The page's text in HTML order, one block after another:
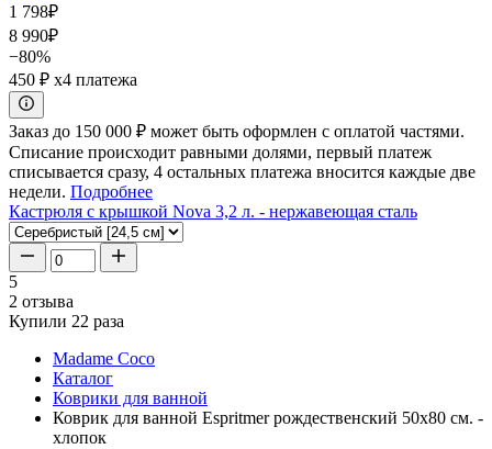
1 798₽
8 990₽
−80%
450 ₽ x4 платежа
Заказ до 150 000 ₽ может быть оформлен с оплатой частями.
Списание происходит равными долями, первый платеж
списывается сразу, 4 остальных платежа вносится каждые две
недели. Подробнее
Кастрюля с крышкой Nova 3,2 л. - нержавеющая сталь
5
2 отзыва
Купили 22 раза
Madame Coco
Каталог
Коврики для ванной
Коврик для ванной Espritmer рождественский 50x80 см. -
хлопок